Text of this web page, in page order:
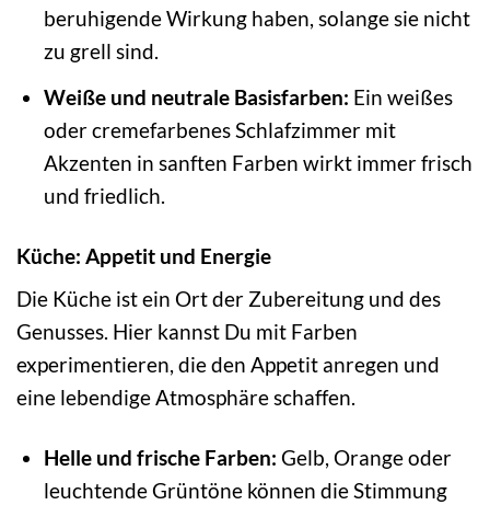
beruhigende Wirkung haben, solange sie nicht
zu grell sind.
Weiße und neutrale Basisfarben: Ein weißes
oder cremefarbenes Schlafzimmer mit
Akzenten in sanften Farben wirkt immer frisch
und friedlich.
Küche: Appetit und Energie
Die Küche ist ein Ort der Zubereitung und des
Genusses. Hier kannst Du mit Farben
experimentieren, die den Appetit anregen und
eine lebendige Atmosphäre schaffen.
Helle und frische Farben: Gelb, Orange oder
leuchtende Grüntöne können die Stimmung